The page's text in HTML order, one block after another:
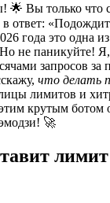
🌟 Вы только что
в ответ:
года это одна
не паникуйте!
запросов за
что делать
лимитов и
крутым
🚀
лимит